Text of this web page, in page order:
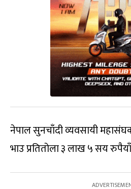
नेपाल सुनचाँदी व्यवसायी
भाउ प्रतितोला ३ लाख ५ सय